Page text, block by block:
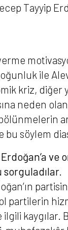
Tayyip
ile Alevi
kriz, diǧer
neden
bu söylem
sorguladılar.
partilerin
kaygılar.